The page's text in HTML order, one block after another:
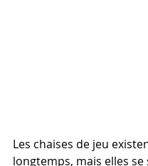
Les chaises de jeu
longtemps, mais elles se